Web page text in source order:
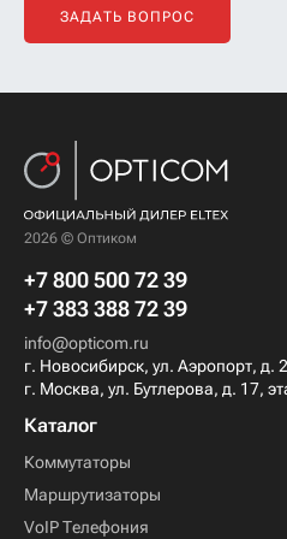
ЗАДАТЬ ВОПРОС
2026 © Оптиком
+7 800 500 72 39
+7 383 388 72 39
info@opticom.ru
г. Новосибирск, ул. Аэропорт, д.
г. Москва, ул. Бутлерова, д. 17,
Каталог
Коммутаторы
Маршрутизаторы
VoIP Телефония